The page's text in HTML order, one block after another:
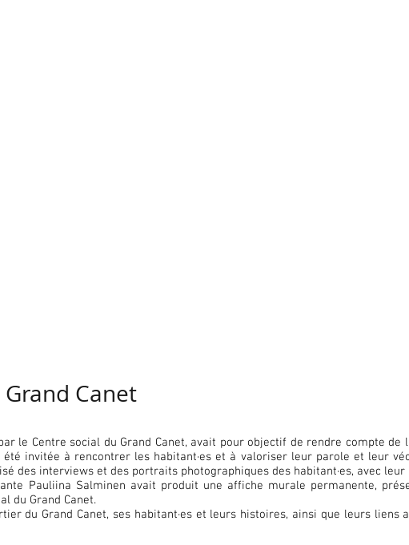
Canet
le Centre social du Grand Canet, avait pour objectif de rendre compte de
été invitée à rencontrer les habitant·es et à valoriser leur parole et leur
des interviews et des portraits photographiques des habitant·es, avec
Pauliina Salminen avait produit une affiche murale permanente,
du Grand Canet.
du Grand Canet, ses habitant·es et leurs histoires, ainsi que leurs liens